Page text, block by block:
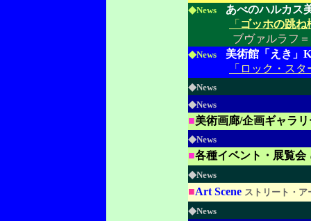
◆News
あべのハルカス
「 ゴッホの跳ね
ブヴァルラフ
◆News
美術館「えき」
「ロック・ス
◆News
◆News
■美術画廊/企画ギャラ
◆News
■各種イベント・展覧会
◆News
■Art Scene ストリート・ア
◆News